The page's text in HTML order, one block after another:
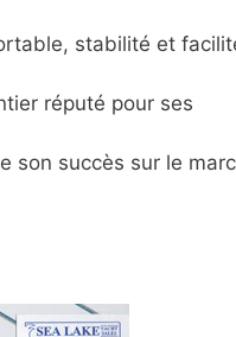
stabilité et
réputé pour ses
son succès sur le